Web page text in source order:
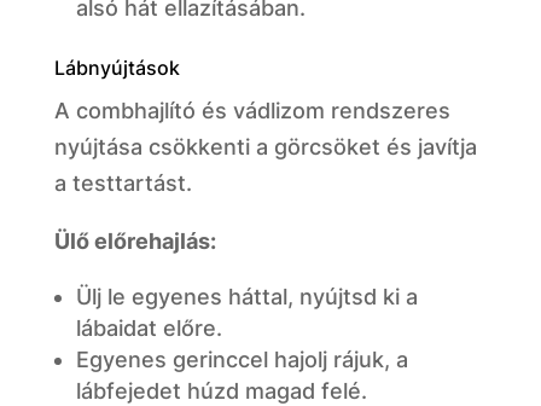
alsó hát ellazításában.
Lábnyújtások
A combhajlító és vádlizom rendszeres
nyújtása csökkenti a görcsöket és javítja
a testtartást.
Ülő előrehajlás:
Ülj le egyenes háttal, nyújtsd ki a
lábaidat előre.
Egyenes gerinccel hajolj rájuk, a
lábfejedet húzd magad felé.